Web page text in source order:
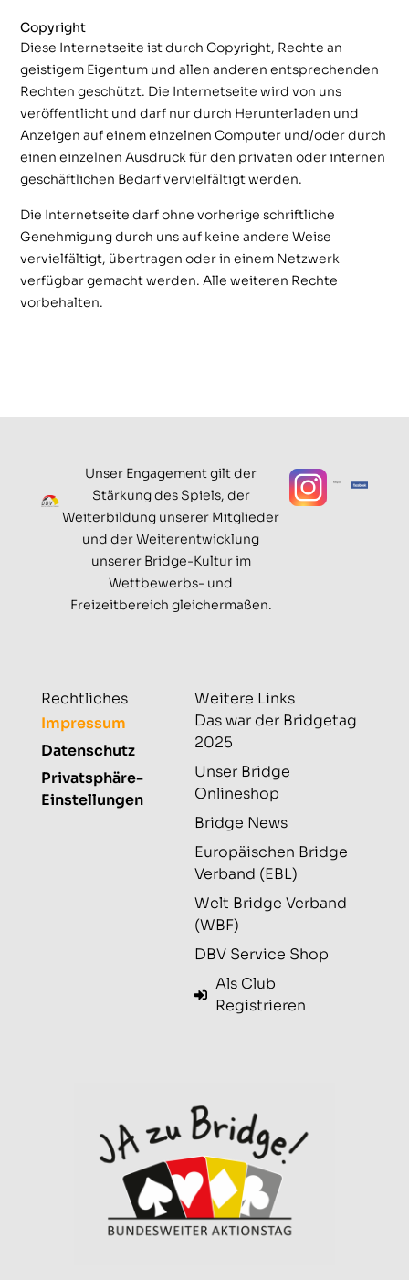
Copyright
Diese Internetseite ist durch Copyright, Rechte an
geistigem Eigentum und allen anderen entsprechenden
Rechten geschützt. Die Internetseite wird von uns
veröffentlicht und darf nur durch Herunterladen und
Anzeigen auf einem einzelnen Computer und/oder durch
einen einzelnen Ausdruck für den privaten oder internen
geschäftlichen Bedarf vervielfältigt werden.
Die Internetseite darf ohne vorherige schriftliche
Genehmigung durch uns auf keine andere Weise
vervielfältigt, übertragen oder in einem Netzwerk
verfügbar gemacht werden. Alle weiteren Rechte
vorbehalten.
Unser Engagement gilt der
Stärkung des Spiels, der
Weiterbildung unserer Mitglieder
und der Weiterentwicklung
unserer Bridge-Kultur im
Wettbewerbs- und
Freizeitbereich gleichermaßen.
Rechtliches
Impressum
Datenschutz
Privatsphäre-
Einstellungen
Weitere Links
Das war der Bridgetag
2025
Unser Bridge
Onlineshop
Bridge News
Europäischen Bridge
Verband (EBL)
Welt Bridge Verband
(WBF)
DBV Service Shop
Als Club
Registrieren